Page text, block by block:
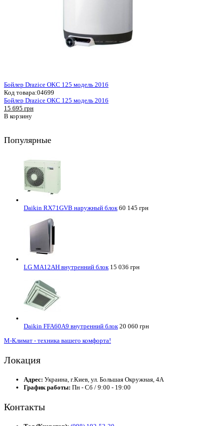
Бойлер Drazice OKC 125 модель 2016
Код товара:04699
Бойлер Drazice OKC 125 модель 2016
15 695 грн
В корзину
Популярные
Daikin RX71GVB наружный блок 60 145 грн
LG MA12AH внутренний блок 15 036 грн
Daikin FFA60A9 внутренний блок 20 060 грн
М-Климат - техника вашего комфорта!
Локация
Адрес: Украина, г.Киев, ул. Большая Окружная, 4А
График работы: Пн - Сб / 9:00 - 19:00
Контакты